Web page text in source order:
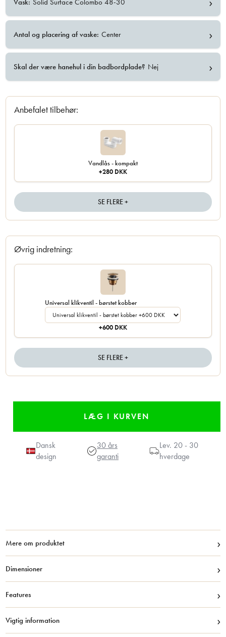
Antal og placering af vaske: Center ›
Skal der være hanehul i din badbordplade? Nej ›
Anbefalet tilbehør:
Vandlås - kompakt
+280 DKK
SE FLERE +
Øvrig indretning:
Universal klikventil - børstet kobber
+600 DKK
SE FLERE +
Dansk
design
30 års
garanti
Lev. 20 - 30
hverdage
Mere om produktet ›
Dimensioner ›
Features ›
Vigtig information ›